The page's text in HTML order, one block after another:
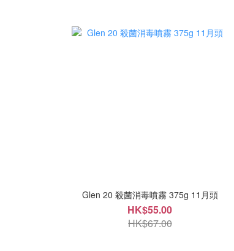
Glen 20 殺菌消毒噴霧 375g 11月頭
HK$55.00
HK$67.00